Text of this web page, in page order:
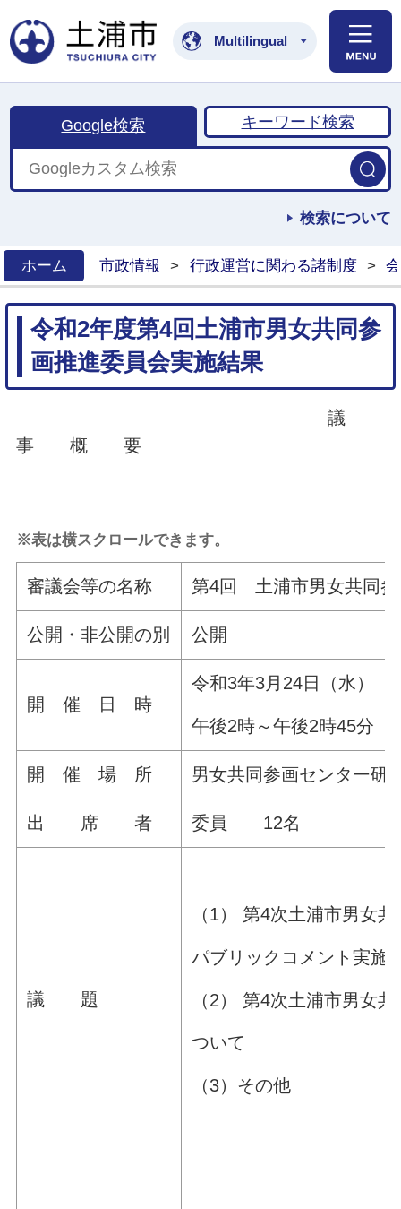
土浦市公式ホームペ
Multilingual
Google検索 キーワード検索
検索について
ホーム
市政情報 > 行政運営に関わる諸制度 >
令和2年度第4回土浦市男女共同参
画推進委員会実施結果
議
事 概 要
※表は横スクロールできます。
審議会等の名称 第4回 土浦市男女共同参
公開・非公開の別 公開
開 催 日 時
令和3年3月24日（水）
午後2時～午後2時45分
開 催 場 所 男女共同参画センター研
出 席 者 委員 12名
議 題
（1） 第4次土浦市男女
パブリックコメント実施
（2） 第4次土浦市男女
ついて
（3）その他